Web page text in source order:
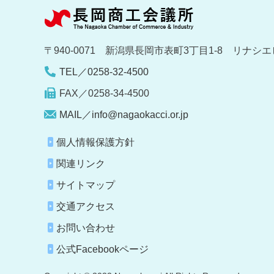
〒940-0071 新潟県長岡市表町3丁目1-8 リナシエ
TEL／0258-32-4500
FAX／0258-34-4500
MAIL／info@nagaokacci.or.jp
個人情報保護方針
関連リンク
サイトマップ
交通アクセス
お問い合わせ
公式Facebookページ